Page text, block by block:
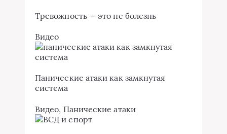
Тревожность — это не болезнь
Видео
Панические атаки как замкнутая
система
Видео, Панические атаки